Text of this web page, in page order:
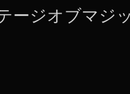
ージオブマジ